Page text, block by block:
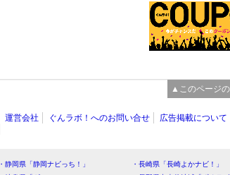
▲このページ
運営会社 ぐんラボ！へのお問い合せ
広告掲載について
・静岡県「静岡ナビっち！」
・長崎県「長崎よかナビ！」